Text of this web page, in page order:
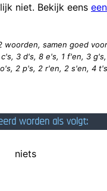
a bad sniper and a
one can hoot but not shit!
Steek je steak in de oven
bij z'n 1ste erectie. Ga wat
von die Liga! Scheiß
tijd op een nuttige manier!
niet. Bekijk eens
woorden, samen goed
3 d's, 8 e's, 1 f'en, 3
2 p's, 2 r'en, 2 s'en, 4
worden als volgt:
niets